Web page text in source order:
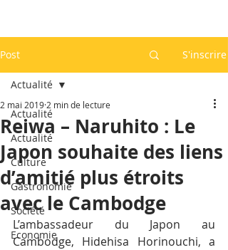
Post S'inscrire
Actualité
Actualité
Culture
Gastronomie
Société
Economie
Actualité
Reiwa – Naruhito : Le
Japon souhaite des liens
d’amitié plus étroits
avec le Cambodge
2 mai 2019 2 min de lecture
L’ambassadeur du Japon au
Cambodge, Hidehisa Horinouchi, a